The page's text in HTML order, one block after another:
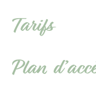
Tarifs
Plan